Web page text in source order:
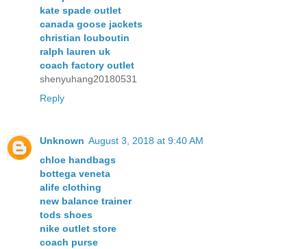
kate spade outlet
canada goose jackets
christian louboutin
ralph lauren uk
coach factory outlet
shenyuhang20180531
Reply
Unknown August 3, 2018 at 9:40 AM
chloe handbags
bottega veneta
alife clothing
new balance trainer
tods shoes
nike outlet store
coach purse